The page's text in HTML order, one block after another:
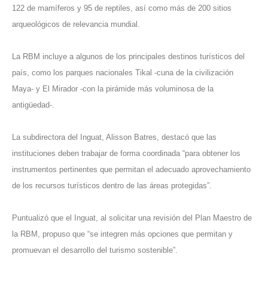
122 de mamíferos y 95 de reptiles, así como más de 200 sitios
arqueológicos de relevancia mundial.
La RBM incluye a algunos de los principales destinos turísticos del
país, como los parques nacionales Tikal -cuna de la civilización
Maya- y El Mirador -con la pirámide más voluminosa de la
antigüedad-.
La subdirectora del Inguat, Alisson Batres, destacó que las
instituciones deben trabajar de forma coordinada “para obtener los
instrumentos pertinentes que permitan el adecuado aprovechamiento
de los recursos turísticos dentro de las áreas protegidas”.
Puntualizó que el Inguat, al solicitar una revisión del Plan Maestro de
la RBM, propuso que “se integren más opciones que permitan y
promuevan el desarrollo del turismo sostenible”.